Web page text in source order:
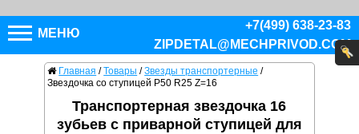
МЕНЮ
+7(499) 638-23-83
ZIPDETAL@MECHPRIVOD.COM
Главная / Товары / Звезды транспортерные /
Звездочка со ступицей P50 R25 Z=16
Транспортерная звездочка 16
зубьев с приварной ступицей для